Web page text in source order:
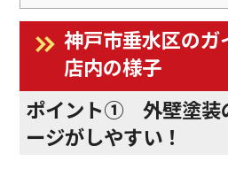
神戸市垂水区の
店内の様子
ポイント① 外壁塗装
ージがしやすい！